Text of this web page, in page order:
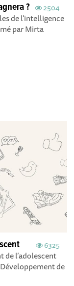
2504
?
de l’intelligence
par Mirta
6325
de l’adolescent
de